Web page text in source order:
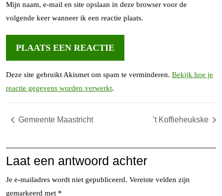
Mijn naam, e-mail en site opslaan in deze browser voor de
volgende keer wanneer ik een reactie plaats.
Deze site gebruikt Akismet om spam te verminderen. Bekijk hoe je
reactie gegevens worden verwerkt.
Gemeente Maastricht ’t Koffieheukske
Laat een antwoord achter
Je e-mailadres wordt niet gepubliceerd. Vereiste velden zijn
gemarkeerd met *